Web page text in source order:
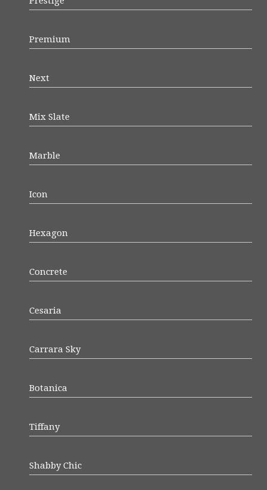
Premium
Next
Mix Slate
Marble
Icon
Hexagon
Concrete
Cesaria
Carrara Sky
Botanica
Tiffany
Shabby Chic